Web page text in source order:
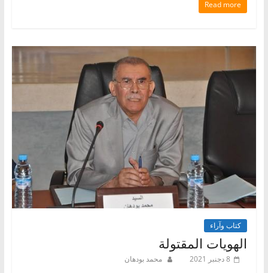
Read more
كتاب وآراء
الهويات المقتولة
8 دجنبر 2021 محمد بودهان